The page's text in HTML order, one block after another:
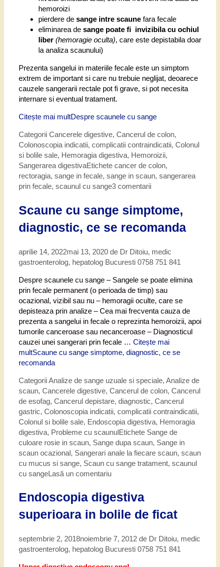
hemoroizi
pierdere de sange intre scaune fara fecale
eliminarea de sange poate fi invizibila cu ochiul
liber (hemoragie oculta), care este depistabila doar
la analiza scaunului)
Prezenta sangelui in materiile fecale este un simptom
extrem de important si care nu trebuie neglijat, deoarece
cauzele sangerarii rectale pot fi grave, si pot necesita
internare si eventual tratament.
Citește mai multDespre scaunele cu sange
Categorii Cancerele digestive, Cancerul de colon,
Colonoscopia indicatii, complicatii contraindicatii, Colonul
si bolile sale, Hemoragia digestiva, Hemoroizii,
Sangerarea digestivaEtichete cancer de colon,
rectoragia, sange in fecale, sange in scaun, sangerarea
prin fecale, scaunul cu sange3 comentarii
Scaune cu sange simptome,
diagnostic, ce se recomanda
aprilie 14, 2022mai 13, 2020 de Dr Ditoiu, medic
gastroenterolog, hepatolog Bucuresti 0758 751 841
Despre scaunele cu sange – Sangele se poate elimina
prin fecale permanent (o perioada de timp) sau
ocazional, vizibil sau nu – hemoragii oculte, care se
depisteaza prin analize – Cea mai frecventa cauza de
prezenta a sangelui in fecale o reprezinta hemoroizii, apoi
tumorile canceroase sau necanceroase – Diagnosticul
cauzei unei sangerari prin fecale … Citește mai
multScaune cu sange simptome, diagnostic, ce se
recomanda
CategoriiAnalize de sange uzuale si speciale, Analize de
scaun, Cancerele digestive, Cancerul de colon, Cancerul
de esofag, Cancerul depistare, diagnostic, Cancerul
gastric, Colonoscopia indicatii, complicatii contraindicatii,
Colonul si bolile sale, Endoscopia digestiva, Hemoragia
digestiva, Probleme cu scaunulEtichete Sange de
culoare rosie in scaun, Sange dupa scaun, Sange in
scaun ocazional, Sangerari anale la fiecare scaun, scaun
cu mucus si sange, Scaun cu sange tratament, scaunul
cu sangeLasă un comentariu
Endoscopia digestiva
superioara in bolile de ficat
septembrie 2, 2018noiembrie 7, 2012 de Dr Ditoiu, medic
gastroenterolog, hepatolog Bucuresti 0758 751 841